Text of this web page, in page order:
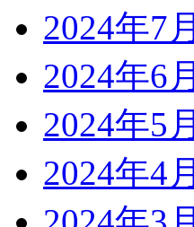
2024年7月
2024年6月
2024年5月
2024年4月